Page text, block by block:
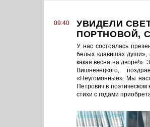
09:40
УВИДЕЛИ
ПОРТНОВОЙ,
У нас состоялась
белых клавишах души»,
какая весна на дворе!».
Вишневецкого,
«Неугомонные». Мы
Петрович в
стихи с годами